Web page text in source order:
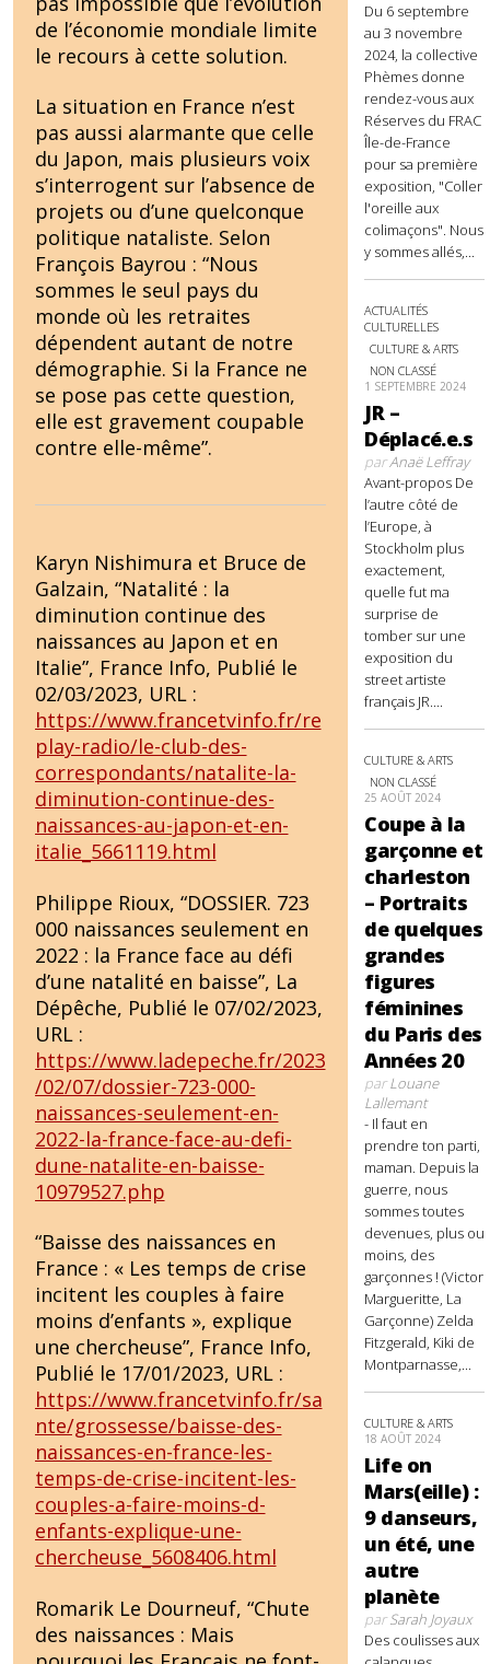
de l’économie mondiale limite
le recours à cette solution.
La situation en France n’est
pas aussi alarmante que celle
du Japon, mais plusieurs voix
s’interrogent sur l’absence de
projets ou d’une quelconque
politique nataliste. Selon
François Bayrou : “Nous
sommes le seul pays du
monde où les retraites
dépendent autant de notre
démographie. Si la France ne
se pose pas cette question,
elle est gravement coupable
contre elle-même”.
Karyn Nishimura et Bruce de
Galzain, “Natalité : la
diminution continue des
naissances au Japon et en
Italie”, France Info, Publié le
02/03/2023, URL :
https://www.francetvinfo.fr/re
play-radio/le-club-des-
correspondants/natalite-la-
diminution-continue-des-
naissances-au-japon-et-en-
italie_5661119.html
Philippe Rioux, “DOSSIER. 723
000 naissances seulement en
2022 : la France face au défi
d’une natalité en baisse”, La
Dépêche, Publié le 07/02/2023,
URL :
https://www.ladepeche.fr/2023
/02/07/dossier-723-000-
naissances-seulement-en-
2022-la-france-face-au-defi-
dune-natalite-en-baisse-
10979527.php
“Baisse des naissances en
France : « Les temps de crise
incitent les couples à faire
moins d’enfants », explique
une chercheuse”, France Info,
Publié le 17/01/2023, URL :
https://www.francetvinfo.fr/sa
nte/grossesse/baisse-des-
naissances-en-france-les-
temps-de-crise-incitent-les-
couples-a-faire-moins-d-
enfants-explique-une-
chercheuse_5608406.html
Romarik Le Dourneuf, “Chute
des naissances : Mais
Du 6 septembre
au 3 novembre
2024, la collective
Phèmes donne
rendez-vous aux
Réserves du FRAC
Île-de-France
pour sa première
exposition, "Coller
l'oreille aux
colimaçons". Nous
y sommes allés,...
ACTUALITÉS
CULTURELLES
CULTURE & ARTS
NON CLASSÉ
1 SEPTEMBRE 2024
JR –
Déplacé.e.s
parAnaë Leffray
Avant-propos De
l’autre côté de
l’Europe, à
Stockholm plus
exactement,
quelle fut ma
surprise de
tomber sur une
exposition du
street artiste
français JR....
CULTURE & ARTS
NON CLASSÉ
25 AOÛT 2024
Coupe à la
garçonne et
charleston
– Portraits
de quelques
grandes
figures
féminines
du Paris des
Années 20
parLouane
Lallemant
- Il faut en
prendre ton parti,
maman. Depuis la
guerre, nous
sommes toutes
devenues, plus ou
moins, des
garçonnes ! (Victor
Margueritte, La
Garçonne) Zelda
Fitzgerald, Kiki de
Montparnasse,...
CULTURE & ARTS
18 AOÛT 2024
Life on
Mars(eille) :
9 danseurs,
un été, une
autre
planète
parSarah Joyaux
Des coulisses aux